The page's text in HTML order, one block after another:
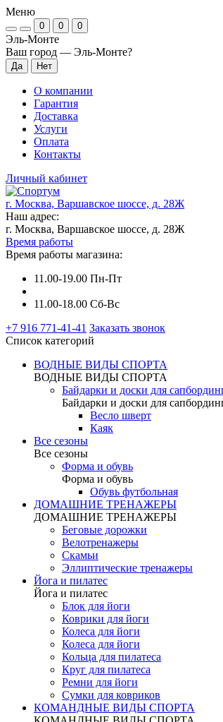
Меню
0 0 0
Эль-Монте
Ваш город — Эль-Монте?
О компании
Гарантия
Доставка
Услуги
Оплата
Контакты
Личный кабинет
г. Москва, Варшавское шоссе, д. 28Ж
Наш адрес:
г. Москва, Варшавское шоссе, д. 28Ж
Время работы
Время работы магазина:
11.00-19.00 Пн-Пт
11.00-18.00 Сб-Вс
+7 916 771-41-41 Заказать звонок
Список категорий
ВОДНЫЕ ВИДЫ СПОРТА
ВОДНЫЕ ВИДЫ СПОРТА
Байдарки и доски для
Байдарки и доски для
Весло шверт
Каяк
Все сезоны
Все сезоны
Форма и обувь
Форма и обувь
Обувь футбольная
ДОМАШНИЕ ТРЕНАЖЕРЫ
ДОМАШНИЕ ТРЕНАЖЕРЫ
Беговые дорожки
Велотренажеры
Скамьи
Эллиптические тренажеры
Йога и пилатес
Йога и пилатес
Блок для йоги
Коврики для йоги
Колеса для йоги
Колеса для йоги
Кольца для пилатеса
Круг для пилатеса
Ремни для йоги
Сумки для ковриков
КОМАНДНЫЕ ВИДЫ СПОРТА